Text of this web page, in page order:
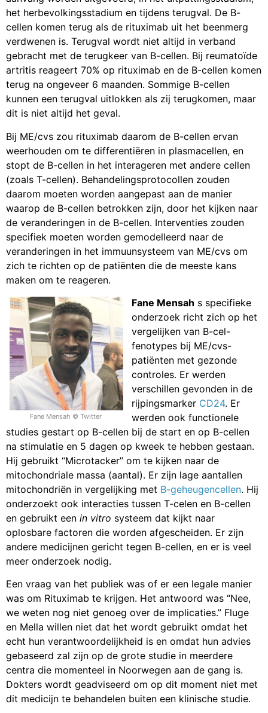
het herbevolkingsstadium en tijdens terugval. De B-
cellen komen terug als de rituximab uit het beenmerg
verdwenen is. Terugval wordt niet altijd in verband
gebracht met de terugkeer van B-cellen. Bij reumatoïde
artritis reageert 70% op rituximab en de B-cellen komen
terug na ongeveer 6 maanden. Sommige B-cellen
kunnen een terugval uitlokken als zij terugkomen, maar
dit is niet altijd het geval.
Bij ME/cvs zou rituximab daarom de B-cellen ervan
weerhouden om te differentiëren in plasmacellen, en
stopt de B-cellen in het interageren met andere cellen
(zoals T-cellen). Behandelingsprotocollen zouden
daarom moeten worden aangepast aan de manier
waarop de B-cellen betrokken zijn, door het kijken naar
de veranderingen in de B-cellen. Interventies zouden
specifiek moeten worden gemodelleerd naar de
veranderingen in het immuunsysteem van ME/cvs om
zich te richten op de patiënten die de meeste kans
maken om te reageren.
Fane Mensah © Twitter
Fane Mensah s specifieke
onderzoek richt zich op het
vergelijken van B-cel-
fenotypes bij ME/cvs-
patiënten met gezonde
controles. Er werden
verschillen gevonden in de
rijpingsmarker CD24. Er
werden ook functionele
studies gestart op B-cellen bij de start en op B-cellen
na stimulatie en 5 dagen op kweek te hebben gestaan.
Hij gebruikt “Microtacker” om te kijken naar de
mitochondriale massa (aantal). Er zijn lage aantallen
mitochondriën in vergelijking met B-geheugencellen. Hij
onderzoekt ook interacties tussen T-celen en B-cellen
en gebruikt een in vitro systeem dat kijkt naar
oplosbare factoren die worden afgescheiden. Er zijn
andere medicijnen gericht tegen B-cellen, en er is veel
meer onderzoek nodig.
Een vraag van het publiek was of er een legale manier
was om Rituximab te krijgen. Het antwoord was “Nee,
we weten nog niet genoeg over de implicaties.” Fluge
en Mella willen niet dat het wordt gebruikt omdat het
echt hun verantwoordelijkheid is en omdat hun advies
gebaseerd zal zijn op de grote studie in meerdere
centra die momenteel in Noorwegen aan de gang is.
Dokters wordt geadviseerd om op dit moment niet met
dit medicijn te behandelen buiten een klinische studie.